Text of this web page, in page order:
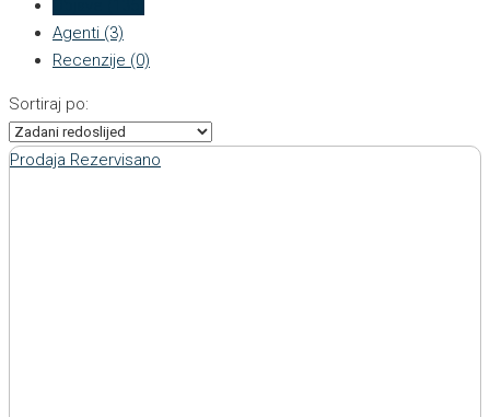
Agenti (3)
Recenzije (0)
Sortiraj po:
Prodaja Rezervisano